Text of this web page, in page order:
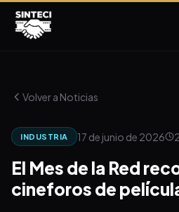
Volver a Noticias
INDUSTRIA 17 de junio de 2026
El Mes de la Red
cineforos de